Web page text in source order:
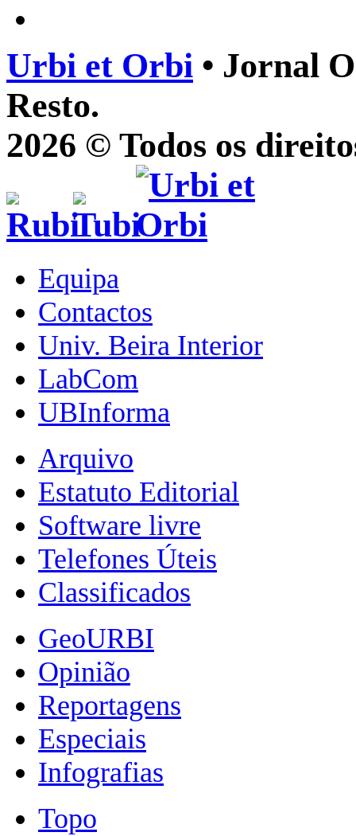
Urbi et Orbi • Jornal
Resto.
2026 © Todos os
Equipa
Contactos
Univ. Beira Interior
LabCom
UBInforma
Arquivo
Estatuto Editorial
Software livre
Telefones Úteis
Classificados
GeoURBI
Opinião
Reportagens
Especiais
Infografias
Topo